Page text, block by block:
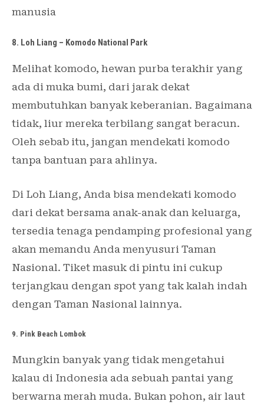
manusia
8. Loh Liang – Komodo National Park
Melihat komodo, hewan purba terakhir yang
ada di muka bumi, dari jarak dekat
membutuhkan banyak keberanian. Bagaimana
tidak, liur mereka terbilang sangat beracun.
Oleh sebab itu, jangan mendekati komodo
tanpa bantuan para ahlinya.
Di Loh Liang, Anda bisa mendekati komodo
dari dekat bersama anak-anak dan keluarga,
tersedia tenaga pendamping profesional yang
akan memandu Anda menyusuri Taman
Nasional. Tiket masuk di pintu ini cukup
terjangkau dengan spot yang tak kalah indah
dengan Taman Nasional lainnya.
9. Pink Beach Lombok
Mungkin banyak yang tidak mengetahui
kalau di Indonesia ada sebuah pantai yang
berwarna merah muda. Bukan pohon, air laut